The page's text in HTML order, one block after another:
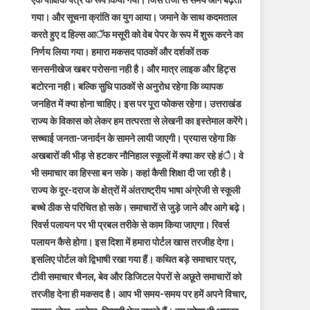
गया। और सूचना क्रांति का युग आया। जमाने के साथ कदमताल
करते हुए द हिल्स आॅफ मसूरी को वेब पेपर के रूप में शुरू करने का
निर्णय लिया गया। हमारा मकसद पाठकों और दर्शकों तक
सनसनीखेज खबर परोसना नही है। और मात्र लाइक और हिट्स
बटोरना नही। बल्कि सुधि पाठकों से अनुरोध रहेगा कि व्यापक
जनहित में क्या होना चाहिए। इस पर पूरा फोकस रहेगा। उत्तराखंड
राज्य के विकास को लेकर हम तत्परता से लेखनी का इस्तेमाल करेंगे।
सच्चाई जनता-जनार्दन के सामने लायी जाएगी। प्रयास रहेगा कि
अखबारों की भीड़ से हटकर नौनिहाल स्कूलों में क्या कर रहे हंै। वे
भी समाचार का हिस्सा बन सके। कहां कैसी शिक्षा दी जा रही है।
राज्य के दूर-दराज के क्षेत्रों में अंतराष्ट्रीय भाषा अंग्रेजी से स्कूली
बच्चे ठीक से परिचित हो सके। समाचारों से जुड़े जाने और आगे बढ़े।
रिवर्स पलायन पर भी प्रबल तरीके से काम किया जाएगा। रिवर्स
पलायन कैसे होगा। इस दिशा में हमारा पोर्टल खास तरजीह देगा।
इसलिए पोर्टल को द्विभाषी रखा गया हैं। कथित बड़े समाचार पत्र,
टीवी समाचार चैनल, बेव और डिजिटल पेपरों से अछूते समाचारों को
तरजीह देना ही मकसद है। आप भी समय-समय पर हमें अपने विचार,